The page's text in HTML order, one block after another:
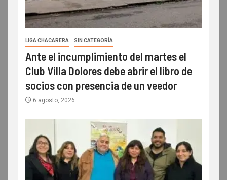
LIGA CHACARERA SIN CATEGORÍA
Ante el incumplimiento del martes el
Club Villa Dolores debe abrir el libro de
socios con presencia de un veedor
6 agosto, 2026